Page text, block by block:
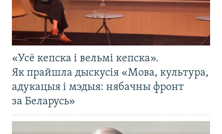
«Усё кепска і вельмі кепска».
Як прайшла дыскусія «Мова, культура,
адукацыя і мэдыя: нябачны фронт
за Беларусь»